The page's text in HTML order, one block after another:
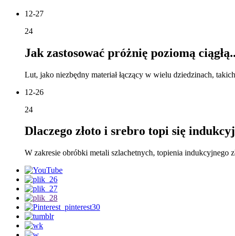
12-27
24
Jak zastosować próżnię poziomą
Lut, jako niezbędny materiał łączący w wielu dziedzinach,
12-26
24
Dlaczego złoto i srebro topi się
W zakresie obróbki metali szlachetnych, topienia indukcyjnego